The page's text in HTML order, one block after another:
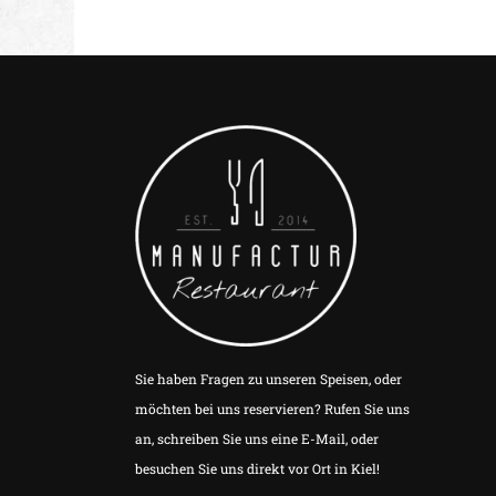
Sie haben Fragen zu unseren Speisen, oder
möchten bei uns reservieren? Rufen Sie uns
an, schreiben Sie uns eine E-Mail, oder
besuchen Sie uns direkt vor Ort in Kiel!